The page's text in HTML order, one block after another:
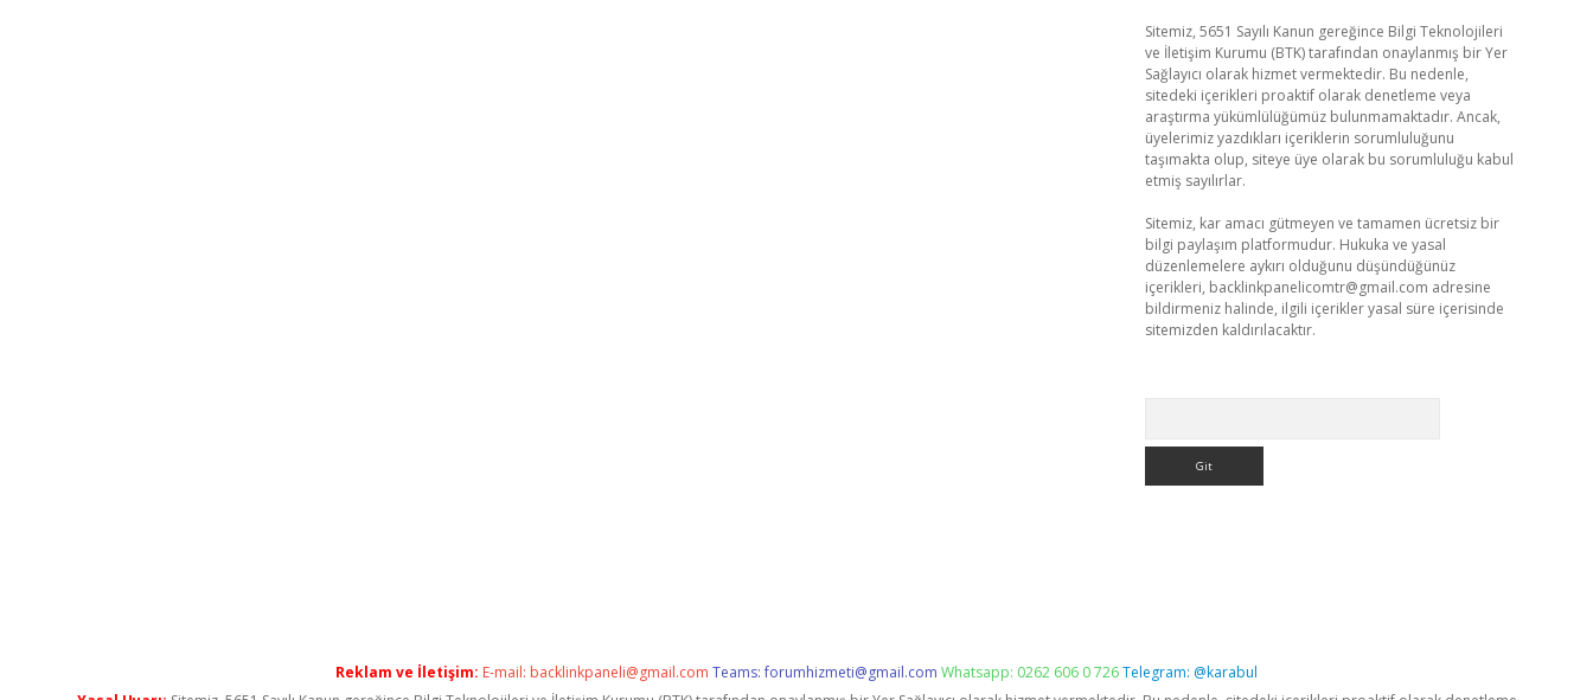
Sitemiz, 5651 Sayılı Kanun gereğince Bilgi Teknolojileri
ve İletişim Kurumu (BTK) tarafından onaylanmış bir Yer
Sağlayıcı olarak hizmet vermektedir. Bu nedenle,
sitedeki içerikleri proaktif olarak denetleme veya
araştırma yükümlülüğümüz bulunmamaktadır. Ancak,
üyelerimiz yazdıkları içeriklerin sorumluluğunu
taşımakta olup, siteye üye olarak bu sorumluluğu kabul
etmiş sayılırlar.
Sitemiz, kar amacı gütmeyen ve tamamen ücretsiz bir
bilgi paylaşım platformudur. Hukuka ve yasal
düzenlemelere aykırı olduğunu düşündüğünüz
içerikleri, backlinkpanelicomtr@gmail.com adresine
bildirmeniz halinde, ilgili içerikler yasal süre içerisinde
sitemizden kaldırılacaktır.
Reklam ve İletişim: E-mail: backlinkpaneli@gmail.com Teams:forumhizmeti@gmail.com Whatsapp: 0262 606 0 726Telegram: @karabul